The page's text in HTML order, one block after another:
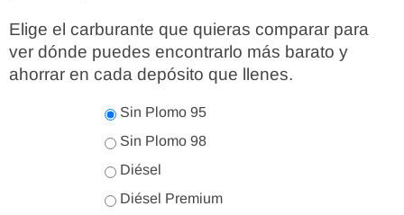
Elige el carburante que quieras comparar para
ver dónde puedes encontrarlo más barato y
ahorrar en cada depósito que llenes.
Sin Plomo 95
Sin Plomo 98
Diésel
Diésel Premium